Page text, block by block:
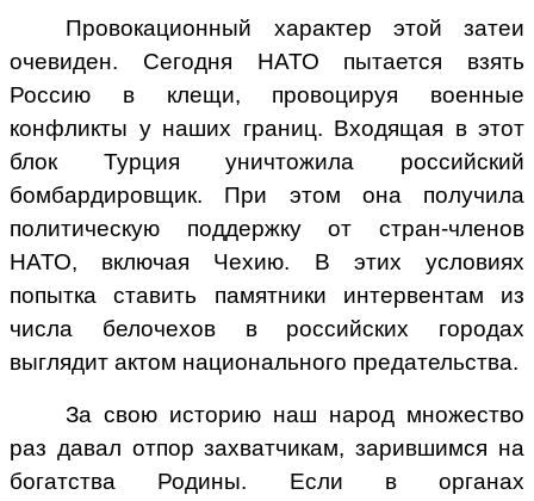
Провокационный характер этой затеи
очевиден. Сегодня НАТО пытается взять
Россию в клещи, провоцируя военные
конфликты у наших границ. Входящая в этот
блок Турция уничтожила российский
бомбардировщик. При этом она получила
политическую поддержку от стран-членов
НАТО, включая Чехию. В этих условиях
попытка ставить памятники интервентам из
числа белочехов в российских городах
выглядит актом национального предательства.
За свою историю наш народ множество
раз давал отпор захватчикам, зарившимся на
богатства Родины. Если в органах